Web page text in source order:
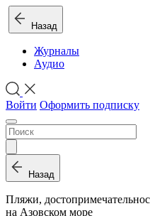
Назад
Журналы
Аудио
Войти Оформить подписку
Назад
Пляжи,
на Азовском море